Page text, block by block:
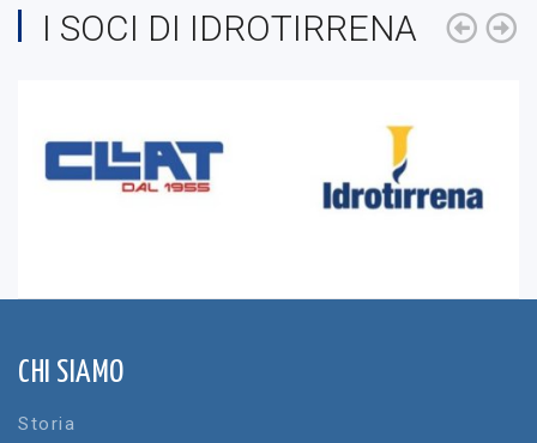
I SOCI DI IDROTIRRENA
CHI SIAMO
Storia